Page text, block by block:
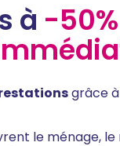
à -50%
grâce à
le ménage,